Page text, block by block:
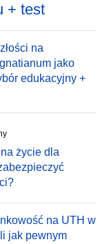
+ test
na
jako
edukacyjny +
życie dla
na UTH w
jak pewnym